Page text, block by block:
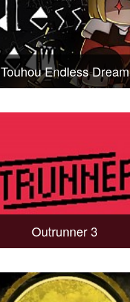
Touhou Endless Dream
Outrunner 3